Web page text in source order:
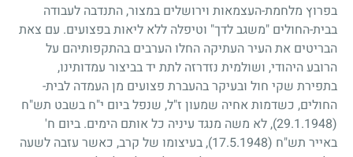
בפרוץ מלחמת-העצמאות וירושלים במצור, התנדבה לעבודה
בבית-החולים "משגב לדך" וטיפלה ללא ליאות בפצועים. עם צאת
הבריטים את העיר העתיקה החלו הערבים בהתקפותיהם על
הרובע היהודי, ושולמית נזדרזה לתת יד בביצור עמדותינו,
בתפירת שקי חול ובעיקר בהעברת פצועים מן העמדה לבית-
החולים, כשדמות אחיה שמעון ז"ל, שנפל ביום י"ח בשבט תש"ח
29.1.1948)), לא משה מנגד עיניה כל אותם הימים. ביום ח'
באייר תש"ח 17.5.1948)), בעיצומו של קרב, כאשר עזבה לשעה